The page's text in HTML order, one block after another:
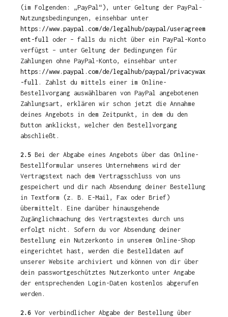
(im Folgenden: „PayPal“), unter Geltung der PayPal-
Nutzungsbedingungen, einsehbar unter
https://www.paypal.com/de/legalhub/paypal/useragreem
ent-full oder – falls du nicht über ein PayPal-Konto
verfügst – unter Geltung der Bedingungen für
Zahlungen ohne PayPal-Konto, einsehbar unter
https://www.paypal.com/de/legalhub/paypal/privacywax
-full . Zahlst du mittels einer im Online-
Bestellvorgang auswählbaren von PayPal angebotenen
Zahlungsart, erklären wir schon jetzt die Annahme
deines Angebots in dem Zeitpunkt, in dem du den
Button anklickst, welcher den Bestellvorgang
abschließt.
2.5 Bei der Abgabe eines Angebots über das Online-
Bestellformular unseres Unternehmens wird der
Vertragstext nach dem Vertragsschluss von uns
gespeichert und dir nach Absendung deiner Bestellung
in Textform (z. B. E-Mail, Fax oder Brief)
übermittelt. Eine darüber hinausgehende
Zugänglichmachung des Vertragstextes durch uns
erfolgt nicht. Sofern du vor Absendung deiner
Bestellung ein Nutzerkonto in unserem Online-Shop
eingerichtet hast, werden die Bestelldaten auf
unserer Website archiviert und können von dir über
dein passwortgeschütztes Nutzerkonto unter Angabe
der entsprechenden Login-Daten kostenlos abgerufen
werden.
2.6 Vor verbindlicher Abgabe der Bestellung über